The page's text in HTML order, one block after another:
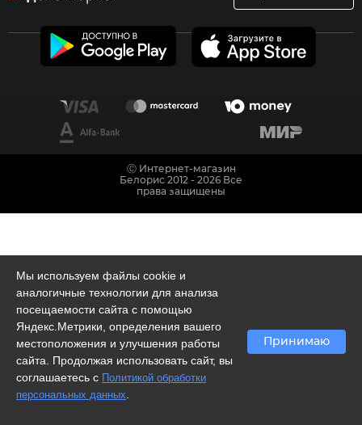
Мы используем файлы cookie и
аналогичные технологии для анализа
посещаемости сайта с помощью
Яндекс.Метрики, определения вашего
местоположения и улучшения работы
сайта. Продолжая использовать сайт, вы
соглашаетесь с Политикой обработки
персональных данных
Принимаю
Ⓒ Интернет-магазин
Белорис 2012 - 2026 Все
права защищены